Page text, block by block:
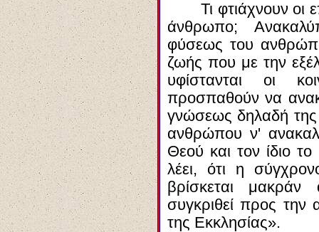
Τι φτιάχνουν οι
άνθρωπο;
φύσεως του
ζωής που με την
υφίστανται οι
προσπαθούν να
γνώσεως δηλαδή
ανθρώπου ν'
Θεού και τον ίδιο
λέει, ότι η
βρίσκεται
συγκριθεί προς την
της Εκκλησίας».